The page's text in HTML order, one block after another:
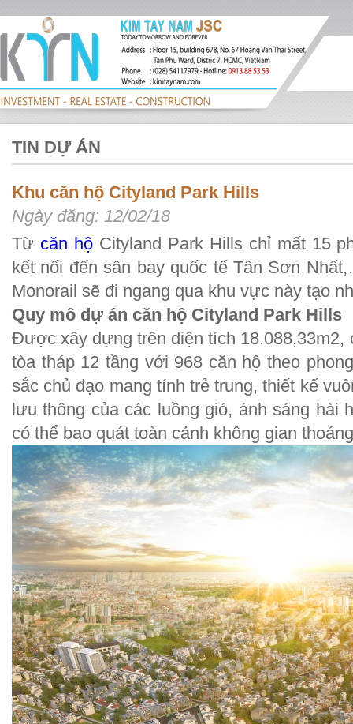
TIN DỰ ÁN
Khu căn hộ Cityland Park Hills
Ngày đăng: 12/02/18
Từ căn hộCityland Park Hills chỉ mất 15
kết nối đến sân bay quốc tế Tân Sơn
Monorail sẽ đi ngang qua khu vực này tạo
Quy mô dự án căn hộ Cityland Park Hills
Được xây dựng trên diện tích 18.088,33m2,
tòa tháp 12 tầng với 968 căn hộ theo
sắc chủ đạo mang tính trẻ trung, thiết kế
lưu thông của các luồng gió, ánh sáng hài
có thể bao quát toàn cảnh không gian